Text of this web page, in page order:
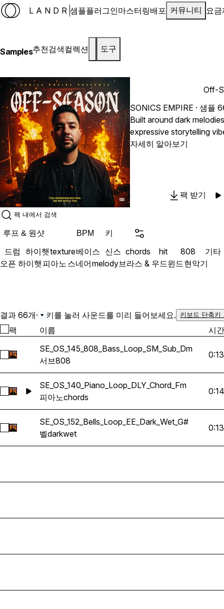
LANDR 샘플플러그인마스터링배포 커뮤니티 요금
Samples추천검색컬렉션 도구
Off-
SONICS EMPIRE · 샘플
Built around dark
expressive storytelling
inspired by the deeper
Trap and conscious Hip-Hop
pain, reflection, and real
like J. Cole, Kendrick
this pack delivers
producers chasing deep
자세히 알아보기
팩 받기
루프 & 원샷 BPM 키
드럼 하이햇texture베이스 신스 chords hit 808
기타
오픈 하이햇 피아노 스네어melody브라스 & 우드윈드현악기
결과 66개· 키를 눌러 사운드를 미리 들어보세요. 키보드 단축키
팩 이름 시간
SE_OS_145_808_Bass_Loop_SM_Sub_Dm 선택
SE_OS_145_808_Bass_Loop_SM_Sub_Dm
서브808
0:13
SE_OS_140_Piano_Loop_DLY_Chord_Fm 선택
SE_OS_140_Piano_Loop_DLY_Chord_Fm
피아노chords
0:14
SE_OS_152_Bells_Loop_EE_Dark_Wet_G# 선택
SE_OS_152_Bells_Loop_EE_Dark_Wet_G#
벨darkwet
0:13